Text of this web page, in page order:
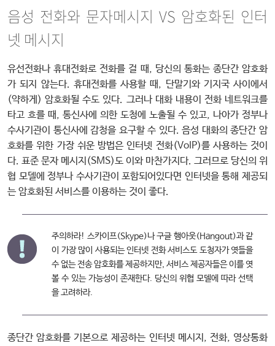
음성 전화와 문자메시지 VS 암호화된 인터
넷 메시지
유선전화나 휴대전화로 전화를 걸 때, 당신의 통화는 종단간 암호화
가 되지 않는다. 휴대전화를 사용할 때, 단말기와 기지국 사이에서
(약하게) 암호화될 수도 있다. 그러나 대화 내용이 전화 네트워크를
타고 흐를 때, 통신사에 의한 도청에 노출될 수 있고, 나아가 정부나
수사기관이 통신사에 감청을 요구할 수 있다. 음성 대화의 종단간 암
호화를 위한 가장 쉬운 방법은 인터넷 전화(VoIP)를 사용하는 것이
다. 표준 문자 메시지(SMS)도 이와 마찬가지다. 그러므로 당신의 위
협 모델에 정부나 수사기관이 포함되어있다면 인터넷을 통해 제공되
는 암호화된 서비스를 이용하는 것이 좋다.
주의하라! 스카이프(Skype)나 구글 행아웃(Hangout)과 같
이 가장 많이 사용되는 인터넷 전화 서비스도 도청자가 엿들을
수 없는 전송 암호화를 제공하지만, 서비스 제공자들은 이를 엿
볼 수 있는 가능성이 존재한다. 당신의 위협 모델에 따라 선택
을 고려하라.
종단간 암호화를 기본으로 제공하는 인터넷 메시지, 전화, 영상통화